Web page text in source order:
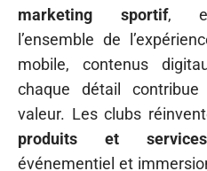
marketing sportif,
l’ensemble de
mobile, contenus
chaque détail
valeur. Les clubs
produits et services
événementiel et